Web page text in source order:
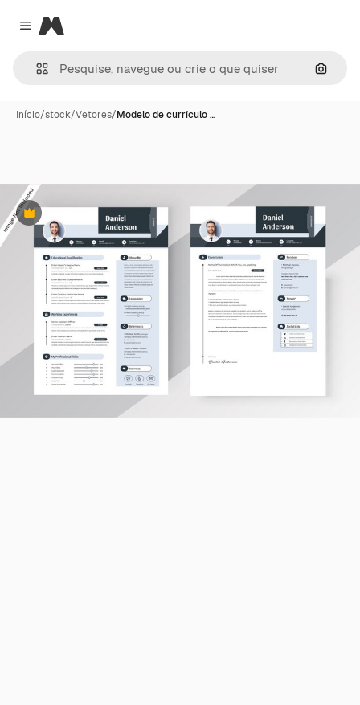
Close menu
Magnific
Início/stock/Vetores/Modelo de currículo …
Premium